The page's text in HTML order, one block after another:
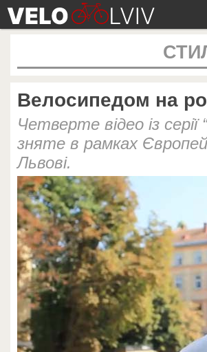
Велосипедом на
Четверте відео із
зняте в рамках
Львові.